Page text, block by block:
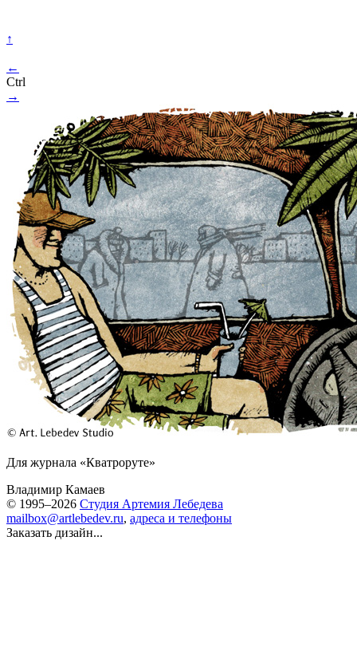
↑
←
Ctrl
→
Для журнала «Кватроруте»
Владимир Камаев
© 1995–2026 Студия Артемия Лебедева
mailbox@artlebedev.ru, адреса и телефоны
Заказать дизайн...